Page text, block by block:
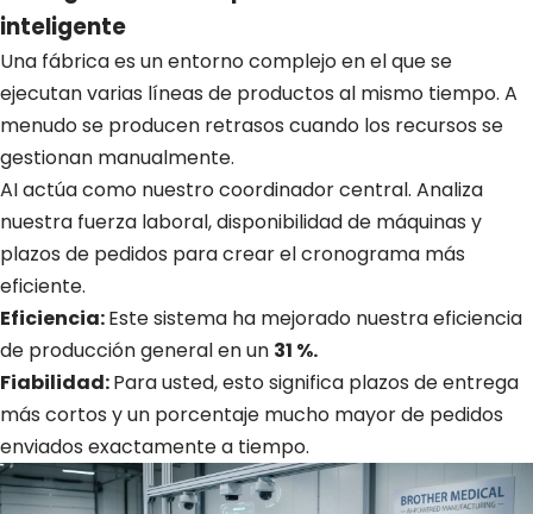
inteligente
Una fábrica es un entorno complejo en el que se
ejecutan varias líneas de productos al mismo tiempo. A
menudo se producen retrasos cuando los recursos se
gestionan manualmente.
AI actúa como nuestro coordinador central. Analiza
nuestra fuerza laboral, disponibilidad de máquinas y
plazos de pedidos para crear el cronograma más
eficiente.
Eficiencia:Este sistema ha mejorado nuestra eficiencia
de producción general en un 31 %.
Fiabilidad:Para usted, esto significa plazos de entrega
más cortos y un porcentaje mucho mayor de pedidos
enviados exactamente a tiempo.